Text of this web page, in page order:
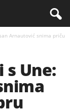
Arnautović snima priču
Une: